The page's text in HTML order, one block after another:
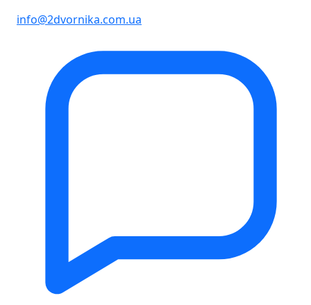
info@2dvornika.com.ua